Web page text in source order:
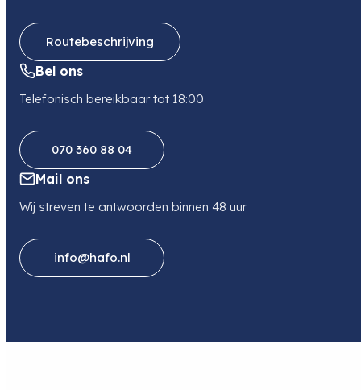
Routebeschrijving
Bel ons
Telefonisch bereikbaar tot 18:00
070 360 88 04
Mail ons
Wij streven te antwoorden binnen 48 uur
info@hafo.nl